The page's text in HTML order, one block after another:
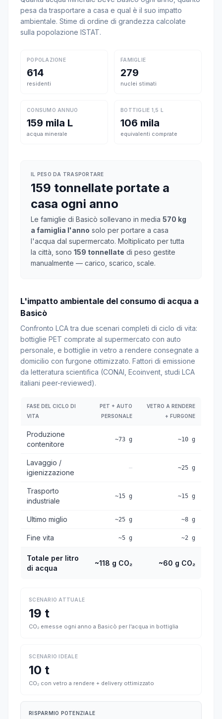
pesa da trasportare a casa e qual è il suo impatto
ambientale. Stime di ordine di grandezza calcolate
sulla popolazione ISTAT.
POPOLAZIONE
614
residenti
FAMIGLIE
279
nuclei stimati
CONSUMO ANNUO
159 mila L
acqua minerale
BOTTIGLIE 1,5 L
106 mila
equivalenti comprate
IL PESO DA TRASPORTARE
159 tonnellate portate a
casa ogni anno
Le famiglie di Basicò sollevano in media 570 kg
a famiglia l'anno solo per portare a casa
l'acqua dal supermercato. Moltiplicato per tutta
la città, sono 159 tonnellate di peso gestite
manualmente — carico, scarico, scale.
L'impatto ambientale del consumo di acqua a
Basicò
Confronto LCA tra due scenari completi di ciclo di vita:
bottiglie PET comprate al supermercato con auto
personale, e bottiglie in vetro a rendere consegnate a
domicilio con furgone ottimizzato. Fattori di emissione
da letteratura scientifica (CONAI, Ecoinvent, studi LCA
italiani peer-reviewed).
FASE DEL CICLO DI
VITA
PET + AUTO
PERSONALE
VETRO A RENDERE
+ FURGONE
Produzione
contenitore
~73 g ~10 g
Lavaggio /
igienizzazione
— ~25 g
Trasporto
industriale
~15 g ~15 g
Ultimo miglio ~25 g ~8 g
Fine vita ~5 g ~2 g
Totale per litro
di acqua
~118 g CO₂ ~60 g CO₂
SCENARIO ATTUALE
19 t
CO₂ emesse ogni anno a Basicò per l'acqua in bottiglia
SCENARIO IDEALE
10 t
CO₂ con vetro a rendere + delivery ottimizzato
RISPARMIO POTENZIALE